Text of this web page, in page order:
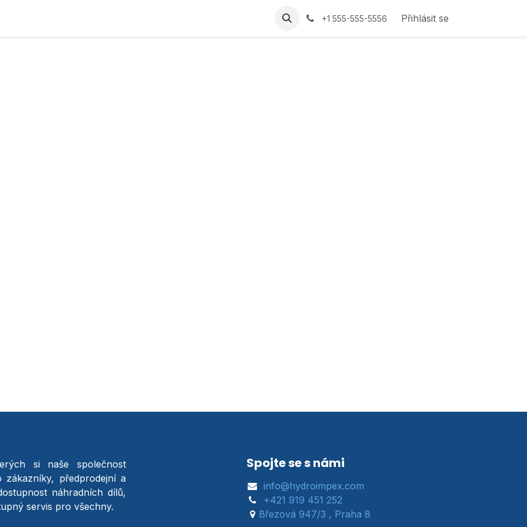
+1 555-555-5556 Přihlásit se
si naše společnost
předprodejní a
náhradních dílů,
servis pro všechny.
Spojte se s námi
info@hydroimpex.com
+421 919 451 252
Březová 947/3 , Praha 8